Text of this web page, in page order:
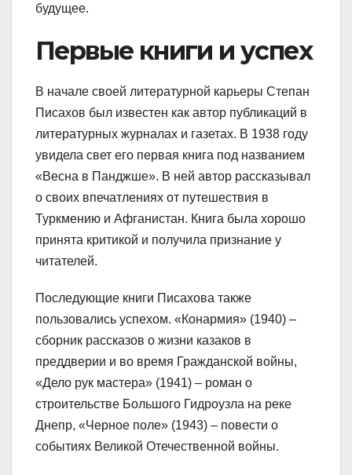
будущее.
Первые книги и успех
В начале своей литературной карьеры Степан
Писахов был известен как автор публикаций в
литературных журналах и газетах. В 1938 году
увидела свет его первая книга под названием
«Весна в Панджше». В ней автор рассказывал
о своих впечатлениях от путешествия в
Туркмению и Афганистан. Книга была хорошо
принята критикой и получила признание у
читателей.
Последующие книги Писахова также
пользовались успехом. «Конармия» (1940) –
сборник рассказов о жизни казаков в
преддверии и во время Гражданской войны,
«Дело рук мастера» (1941) – роман о
строительстве Большого Гидроузла на реке
Днепр, «Черное поле» (1943) – повести о
событиях Великой Отечественной войны.